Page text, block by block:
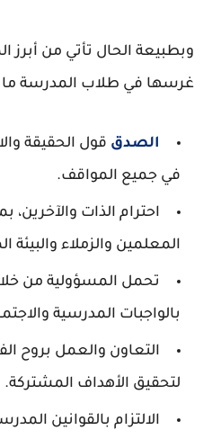
وبطبيعة الحال تأتي من أبرز
غرسها في طلاب المدرسة ما
الصدق قول الحقيقة
في جميع المواقف.
احترام الذات والآخرين،
المعلمين والزملاء والبيئة
تحمل المسؤولية من خلال
بالواجبات المدرسية
التعاون والعمل بروح
لتحقيق الأهداف المشتركة.
الالتزام بالقوانين